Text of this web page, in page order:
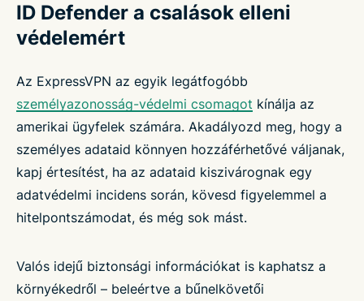
ID Defender a csalások elleni
védelemért
Az ExpressVPN az egyik legátfogóbb
személyazonosság-védelmi csomagot kínálja az
amerikai ügyfelek számára. Akadályozd meg, hogy a
személyes adataid könnyen hozzáférhetővé váljanak,
kapj értesítést, ha az adataid kiszivárognak egy
adatvédelmi incidens során, kövesd figyelemmel a
hitelpontszámodat, és még sok mást.
Valós idejű biztonsági információkat is kaphatsz a
környékedről – beleértve a bűnelkövetői